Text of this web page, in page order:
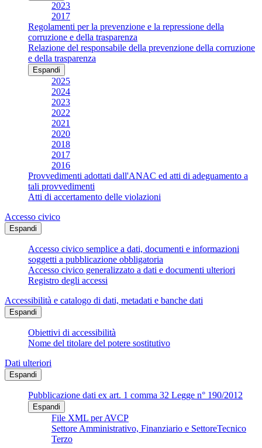
2023
2017
Regolamenti per la prevenzione e la repressione della
corruzione e della trasparenza
Relazione del responsabile della prevenzione della corruzione
e della trasparenza
Espandi
2025
2024
2023
2022
2021
2020
2018
2017
2016
Provvedimenti adottati dall'ANAC ed atti di adeguamento a
tali provvedimenti
Atti di accertamento delle violazioni
Accesso civico
Espandi
Accesso civico semplice a dati, documenti e informazioni
soggetti a pubblicazione obbligatoria
Accesso civico generalizzato a dati e documenti ulteriori
Registro degli accessi
Accessibilità e catalogo di dati, metadati e banche dati
Espandi
Obiettivi di accessibilità
Nome del titolare del potere sostitutivo
Dati ulteriori
Espandi
Pubblicazione dati ex art. 1 comma 32 Legge n° 190/2012
Espandi
File XML per AVCP
Settore Amministrativo, Finanziario e SettoreTecnico
Terzo